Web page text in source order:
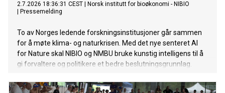
2.7.2026 18:36:31 CEST
Norsk institutt for bioøkonomi - NIBIO
Pressemelding
To av Norges ledende forskningsinstitusjoner går sammen
for å møte klima- og naturkrisen. Med det nye senteret AI
for Nature skal NIBIO og NMBU bruke kunstig intelligens til å
gi forvaltere og politikere et bedre beslutningsgrunnlag.